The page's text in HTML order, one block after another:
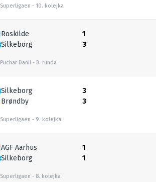
Superligaen 10. kolejka
Roskilde
Silkeborg
Puchar Danii 3. runda
1
3
Silkeborg
Brøndby
Superligaen 9. kolejka
3
3
AGF Aarhus
Silkeborg
Superligaen 8. kolejka
1
1